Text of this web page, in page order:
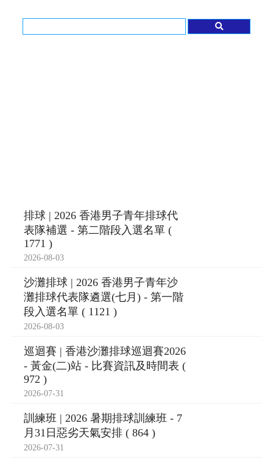
排球 | 2026 香港男子青年排球代
表隊補選 - 第二階段入選名單 (
1771 )
2026-08-03
沙灘排球 | 2026 香港男子青年沙
灘排球代表隊遴選(七月) - 第一階
段入選名單 ( 1121 )
2026-08-03
巡迴賽 | 香港沙灘排球巡迴賽2026
- 黃金(二)站 - 比賽資訊及時間表 (
972 )
2026-07-31
訓練班 | 2026 暑期排球訓練班 - 7
月31日惡劣天氣安排 ( 864 )
2026-07-31